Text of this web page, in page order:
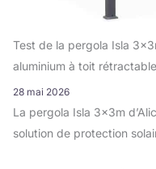
Test de la pergola Isla
aluminium à toit rétractable
28 mai 2026
La pergola Isla 3x3m
solution de protection